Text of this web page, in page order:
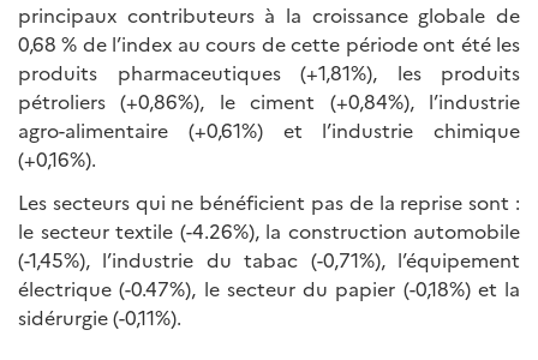
principaux contributeurs à la croissance globale de
0,68 % de l’index au cours de cette période ont été les
produits pharmaceutiques (+1,81%), les produits
pétroliers (+0,86%), le ciment (+0,84%), l’industrie
agro-alimentaire (+0,61%) et l’industrie chimique
(+0,16%).
Les secteurs qui ne bénéficient pas de la reprise sont :
le secteur textile (-4.26%), la construction automobile
(-1,45%), l’industrie du tabac (-0,71%), l’équipement
électrique (-0.47%), le secteur du papier (-0,18%) et la
sidérurgie (-0,11%).